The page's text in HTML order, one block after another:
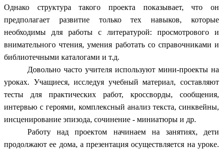
Однако структура такого проекта показывает, что он
предполагает развитие только тех навыков, которые
необходимы для работы с литературой: просмотрового и
внимательного чтения, умения работать со справочниками и
библиотечными каталогами и т.д.
Довольно часто учителя используют мини-проекты на
уроках. Учащиеся, исследуя учебный материал, составляют
тесты для практических работ, кроссворды, сообщения,
интервью с героями, комплексный анализ текста, синквейны,
инсценирование эпизода, сочинение - миниатюры и др.
Работу над проектом начинаем на занятиях, дети
продолжают ее дома, а презентация осуществляется на уроке.